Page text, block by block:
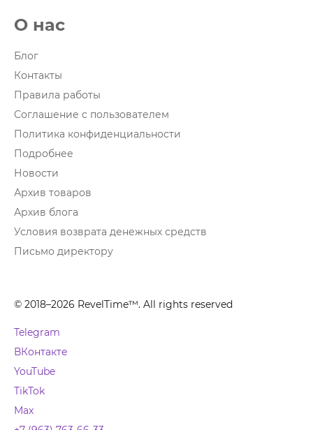
О нас
Блог
Контакты
Правила работы
Соглашение с пользователем
Политика конфиденциальности
Подробнее
Новости
Архив товаров
Архив блога
Условия возврата денежных средств
Письмо директору
© 2018–2026 RevelTime™. All rights reserved
Telegram
ВКонтакте
YouTube
TikTok
Max